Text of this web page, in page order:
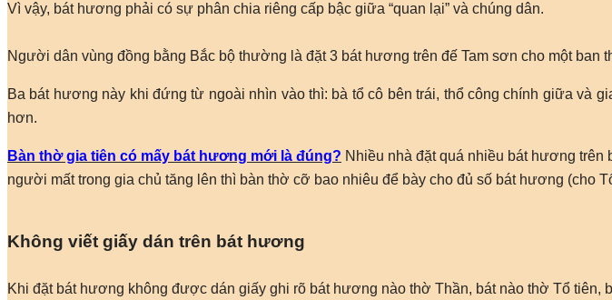
Vì vậy, bát hương phải có sự phân chia riêng cấp bậc giữa “quan lại” và chúng dân.
Người dân vùng đồng bằng Bắc bộ thường là đặt 3 bát hương trên đế Tam sơn cho một ban
Ba bát hương này khi đứng từ ngoài nhìn vào thì: bà tổ cô bên trái, thổ công chính giữa và
hơn.
Bàn thờ gia tiên có mấy bát hương mới là đúng? Nhiều nhà đặt quá nhiều bát hương
người mất trong gia chủ tăng lên thì bàn thờ cỡ bao nhiêu để bày cho đủ số bát hương (cho
Không viết giấy dán trên bát hương
Khi đặt bát hương không được dán giấy ghi rõ bát hương nào thờ Thần, bát nào thờ Tổ tiên,